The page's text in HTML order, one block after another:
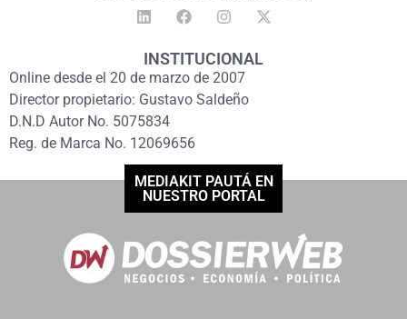
INSTITUCIONAL
Online desde el 20 de marzo de 2007
Director propietario: Gustavo Saldeño
D.N.D Autor No. 5075834
Reg. de Marca No. 12069656
MEDIAKIT PAUTÁ EN
NUESTRO PORTAL